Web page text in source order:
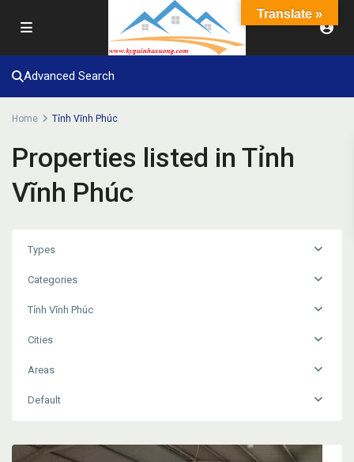
Advanced Search
Home Tỉnh Vĩnh Phúc
Properties listed in Tỉnh
Vĩnh Phúc
Types
Categories
Tỉnh Vĩnh Phúc
Cities
Areas
Default
Translate »